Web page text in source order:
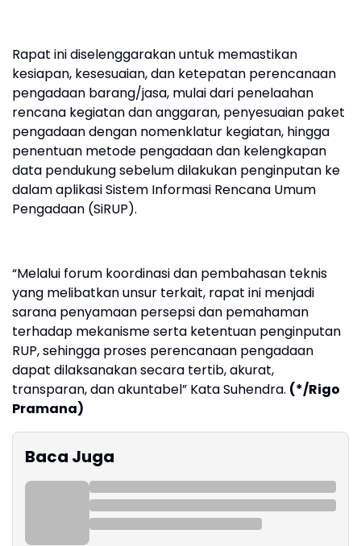
Rapat ini diselenggarakan untuk memastikan
kesiapan, kesesuaian, dan ketepatan perencanaan
pengadaan barang/jasa, mulai dari penelaahan
rencana kegiatan dan anggaran, penyesuaian paket
pengadaan dengan nomenklatur kegiatan, hingga
penentuan metode pengadaan dan kelengkapan
data pendukung sebelum dilakukan penginputan ke
dalam aplikasi Sistem Informasi Rencana Umum
Pengadaan (SiRUP).
“Melalui forum koordinasi dan pembahasan teknis
yang melibatkan unsur terkait, rapat ini menjadi
sarana penyamaan persepsi dan pemahaman
terhadap mekanisme serta ketentuan penginputan
RUP, sehingga proses perencanaan pengadaan
dapat dilaksanakan secara tertib, akurat,
transparan, dan akuntabel” Kata Suhendra. (*/Rigo
Pramana)
Baca Juga